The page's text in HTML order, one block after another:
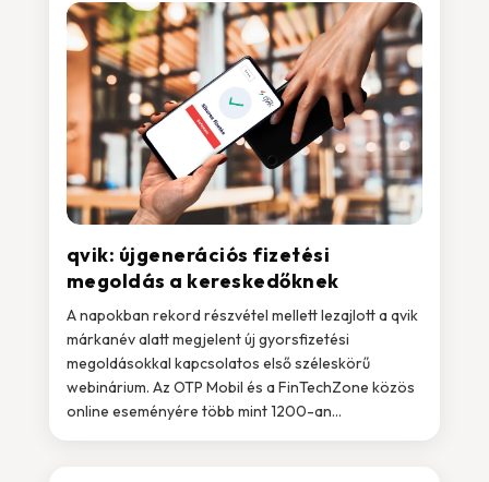
qvik: újgenerációs fizetési
megoldás a kereskedőknek
A napokban rekord részvétel mellett lezajlott a qvik
márkanév alatt megjelent új gyorsfizetési
megoldásokkal kapcsolatos első széleskörű
webinárium. Az OTP Mobil és a FinTechZone közös
online eseményére több mint 1200-an...